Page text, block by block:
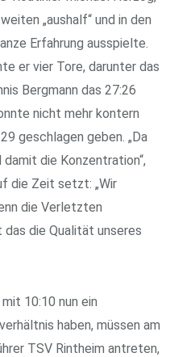
„aushalf“ und in den
Erfahrung ausspielte.
er vier Tore, darunter das
Bergmann das 27:26
nicht mehr kontern
geschlagen geben. „Da
die Konzentration“,
die Zeit setzt: „Wir
die Verletzten
das die Qualität unseres
10:10 nun ein
haben, müssen am
TSV Rintheim antreten,